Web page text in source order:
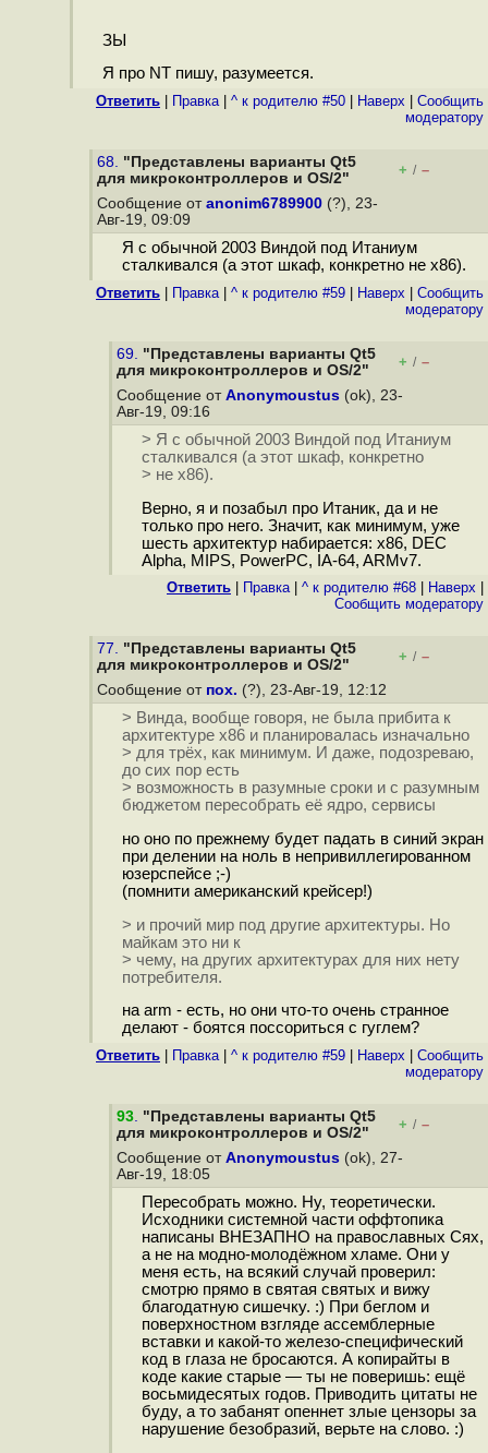
ЗЫ
Я про NT пишу, разумеется.
Ответить Правка| ^ к родителю #50 Наверх
Cообщить
модератору
68. "Представлены варианты Qt5
для микроконтроллеров и OS/2"
+ / –
Сообщение от anonim6789900 (?), 23-
Авг-19, 09:09
Я с обычной 2003 Виндой под Итаниум
сталкивался (а этот шкаф, конкретно не х86).
Ответить Правка| ^ к родителю #59 Наверх
Cообщить
модератору
69. "Представлены варианты Qt5
для микроконтроллеров и OS/2"
+ / –
Сообщение от Anonymoustus (ok), 23-
Авг-19, 09:16
> Я с обычной 2003 Виндой под Итаниум
сталкивался (а этот шкаф, конкретно
> не х86).
Верно, я и позабыл про Итаник, да и не
только про него. Значит, как минимум, уже
шесть архитектур набирается: x86, DEC
Alpha, MIPS, PowerPC, IA-64, ARMv7.
Ответить Правка| ^ к родителю #68 Наверх
Cообщить модератору
77. "Представлены варианты Qt5
для микроконтроллеров и OS/2"
+ / –
Сообщение от пох. (?), 23-Авг-19, 12:12
> Винда, вообще говоря, не была прибита к
архитектуре x86 и планировалась изначально
> для трёх, как минимум. И даже, подозреваю,
до сих пор есть
> возможность в разумные сроки и с разумным
бюджетом пересобрать её ядро, сервисы
но оно по прежнему будет падать в синий экран
при делении на ноль в непривиллегированном
юзерспейсе ;-)
(помнити американский крейсер!)
> и прочий мир под другие архитектуры. Но
майкам это ни к
> чему, на других архитектурах для них нету
потребителя.
на arm - есть, но они что-то очень странное
делают - боятся поссориться с гуглем?
Ответить Правка| ^ к родителю #59 Наверх
Cообщить
модератору
93. "Представлены варианты Qt5
для микроконтроллеров и OS/2"
+ / –
Сообщение от Anonymoustus (ok), 27-
Авг-19, 18:05
Пересобрать можно. Ну, теоретически.
Исходники системной части оффтопика
написаны ВНЕЗАПНО на православных Сях,
а не на модно-молодёжном хламе. Они у
меня есть, на всякий случай проверил:
смотрю прямо в святая святых и вижу
благодатную сишечку. :) При беглом и
поверхностном взгляде ассемблерные
вставки и какой-то железо-специфический
код в глаза не бросаются. А копирайты в
коде какие старые — ты не поверишь: ещё
восьмидесятых годов. Приводить цитаты не
буду, а то забанят опеннет злые цензоры за
нарушение безобразий, верьте на слово. :)